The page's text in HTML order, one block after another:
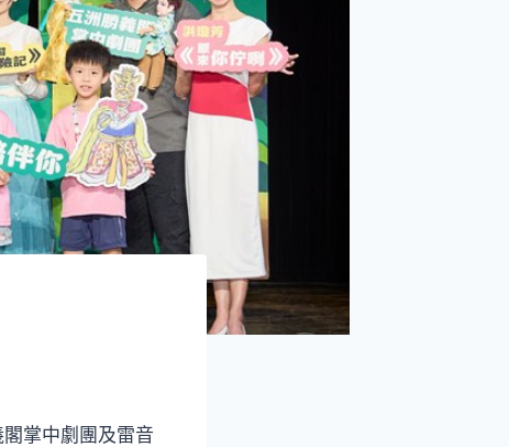
掌中劇團及雷音